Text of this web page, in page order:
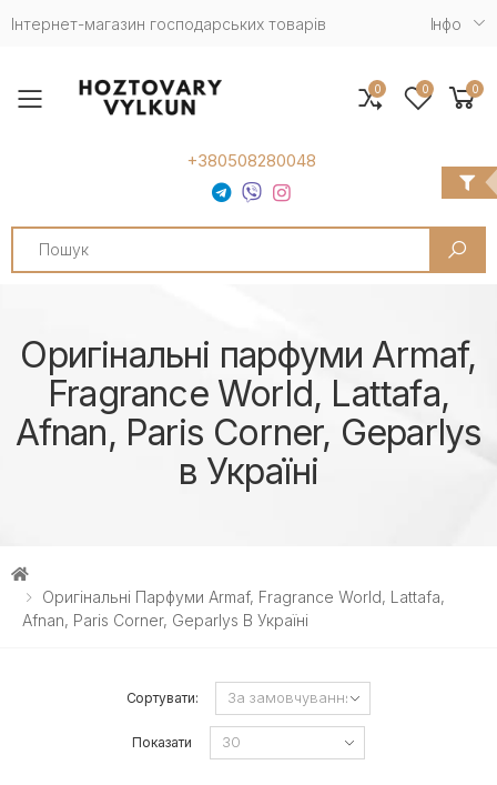
Інтернет-магазин господарських товарів Iнфо
Toggle mobile menu
+380508280048
Search
0 0 0
Оригінальні парфуми Armaf,
Fragrance World, Lattafa,
Afnan, Paris Corner, Geparlys
в Україні
Оригінальні Парфуми Armaf, Fragrance World, Lattafa,
Afnan, Paris Corner, Geparlys В Україні
Сортувати:
Показати